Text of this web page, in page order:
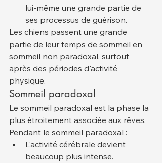
lui-même une grande partie de
ses processus de guérison.
Les chiens passent une grande
partie de leur temps de sommeil en
sommeil non paradoxal, surtout
après des périodes d'activité
physique.
Sommeil paradoxal
Le sommeil paradoxal est la phase la
plus étroitement associée aux rêves.
Pendant le sommeil paradoxal :
L'activité cérébrale devient
beaucoup plus intense.